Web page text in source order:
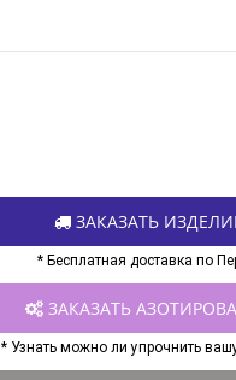
ЗАКАЗАТЬ
* Бесплатная доставка по
ЗАКАЗАТЬ
* Узнать можно ли упрочнить